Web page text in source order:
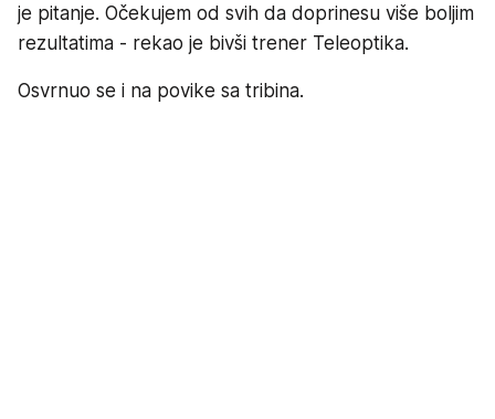
je pitanje. Očekujem od svih da doprinesu više boljim
rezultatima - rekao je bivši trener Teleoptika.
Osvrnuo se i na povike sa tribina.